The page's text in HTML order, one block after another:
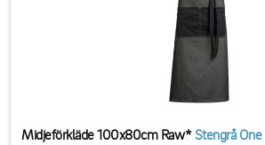
Midjeförkläde 100x80cm Raw*Stengrå One